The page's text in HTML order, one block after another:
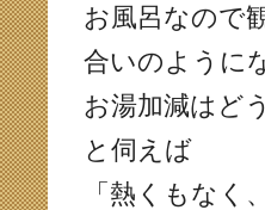
お風呂なので
合いのように
お湯加減はど
と伺えば
「熱くもな